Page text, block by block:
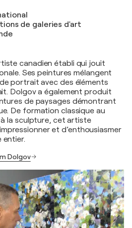
de galeries d'art
canadien établi qui jouit
Ses peintures mélangent
portrait avec des éléments
Dolgov a également produit
de paysages démontrant
De formation classique au
la sculpture, cet artiste
et d’enthousiasmer
entier.
Dolgov